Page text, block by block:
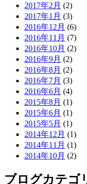
2017年2月 (2)
2017年1月 (3)
2016年12月 (6)
2016年11月 (7)
2016年10月 (2)
2016年9月 (2)
2016年8月 (2)
2016年7月 (3)
2016年6月 (4)
2015年8月 (1)
2015年6月 (1)
2015年5月 (1)
2014年12月 (1)
2014年11月 (1)
2014年10月 (2)
ブログカテゴ